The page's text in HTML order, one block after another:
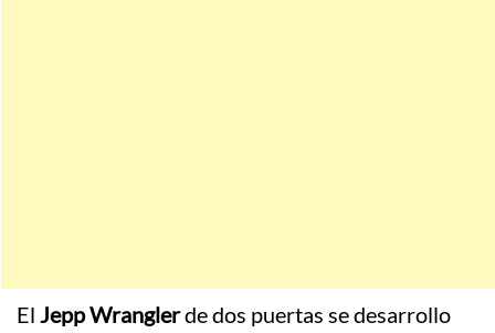
El Jepp Wranglerde dos puertas se desarrollo